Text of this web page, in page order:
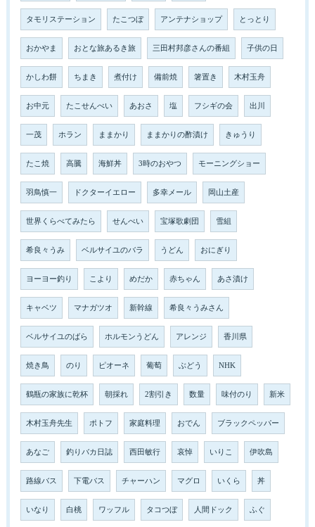
タモリステーション たこつぼ アンテナショップ とっとり
おかやま おとな旅あるき旅 三田村邦彦さんの番組 子供の日
かしわ餅 ちまき 煮付け 備前焼 箸置き 木村玉舟
お中元 たこせんべい あおさ 塩 フシギの会 出川
一茂 ホラン ままかり ままかりの酢漬け きゅうり
たこ焼 高騰 海鮮丼 3時のおやつ モーニングショー
羽鳥慎一 ドクターイエロー 多幸メール 岡山土産
世界くらべてみたら せんべい 宝塚歌劇団 雪組
希良々うみ ベルサイユのバラ うどん おにぎり
ヨーヨー釣り こより めだか 赤ちゃん あさ漬け
キャベツ マナガツオ 新幹線 希良々うみさん
ベルサイユのばら ホルモンうどん アレンジ 香川県
焼き鳥 のり ピオーネ 葡萄 ぶどう NHK
鶴瓶の家族に乾杯 朝採れ 2割引き 数量 味付のり 新米
木村玉舟先生 ポトフ 家庭料理 おでん ブラックペッパー
あなご 釣りバカ日誌 西田敏行 哀悼 いりこ 伊吹島
路線バス 下電バス チャーハン マグロ いくら 丼
いなり 白桃 ワッフル タコつぼ 人間ドック ふぐ